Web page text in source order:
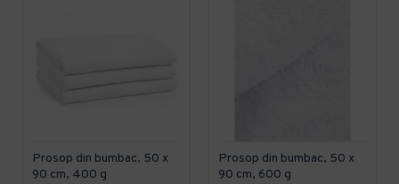
Prosop din bumbac, 50 x
90 cm, 400 g
Prosop din bumbac, 50 x
90 cm, 600 g